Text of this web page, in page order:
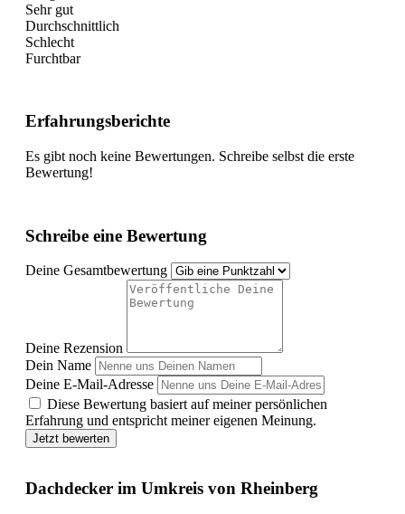
Sehr gut
Durchschnittlich
Schlecht
Furchtbar
Erfahrungsberichte
Es gibt noch keine Bewertungen. Schreibe selbst die erste
Bewertung!
Schreibe eine Bewertung
Deine Gesamtbewertung
Deine Rezension
Dein Name
Deine E-Mail-Adresse
Diese Bewertung basiert auf meiner persönlichen
Erfahrung und entspricht meiner eigenen Meinung.
Jetzt bewerten
Dachdecker im Umkreis von Rheinberg